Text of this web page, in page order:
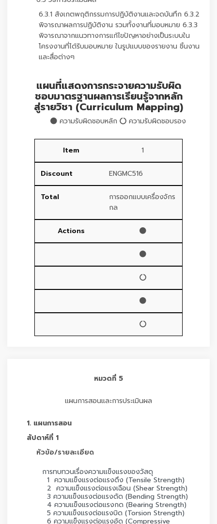
6.3.1 สังเกตพฤติกรรมการปฏิบัติงานและจดบันทึก 6.3.2
พิจารณาผลการปฏิบัติงาน รวมทั้งงานที่มอบหมาย 6.3.3
พิจารณาจากแนวทางการแก้ไขปัญหาอย่างเป็นระบบใน
โครงงานที่ได้รับมอบหมาย ในรูปแบบของรายงาน ชิ้นงาน
และสื่อต่างๆ
แผนที่แสดงการกระจายความรับผิด
ชอบมาตรฐานผลการเรียนรู้จากหลัก
สู่รายวิชา (Curriculum Mapping)
ความรับผิดชอบหลัก ความรับผิดชอบรอง
1
ENGMC516
การออกแบบเครื่องจักร
กล
หมวดที่ 5
แผนการสอนและการประเมินผล
1. แผนการสอน
สัปดาห์ที่ 1
หัวข้อ/รายละเอียด